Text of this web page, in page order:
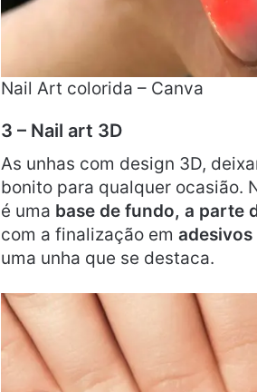
Nail Art colorida – Canva
3 – Nail art 3D
As unhas com design 3D,
bonito para qualquer ocasião.
é uma base de fundo, a parte
com a finalização em adesivos
uma unha que se destaca.